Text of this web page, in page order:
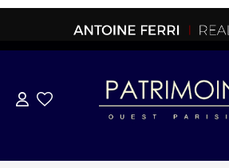
ACHETER
OFF MARKET